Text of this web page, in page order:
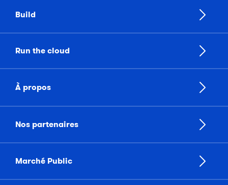
Build
Run the cloud
À propos
Nos partenaires
Marché Public